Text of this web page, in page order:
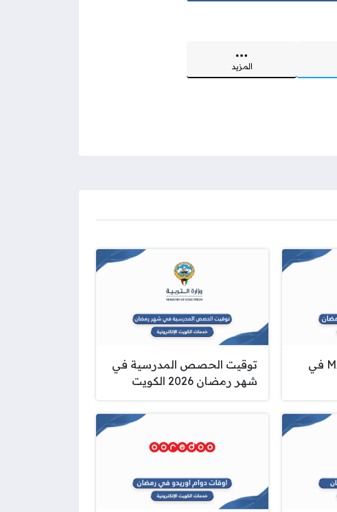
المزيد
مواعيد دوام ماكس MAX في
توقيت الحصص المدرسية في
شهر رمضان 2026 الكويت